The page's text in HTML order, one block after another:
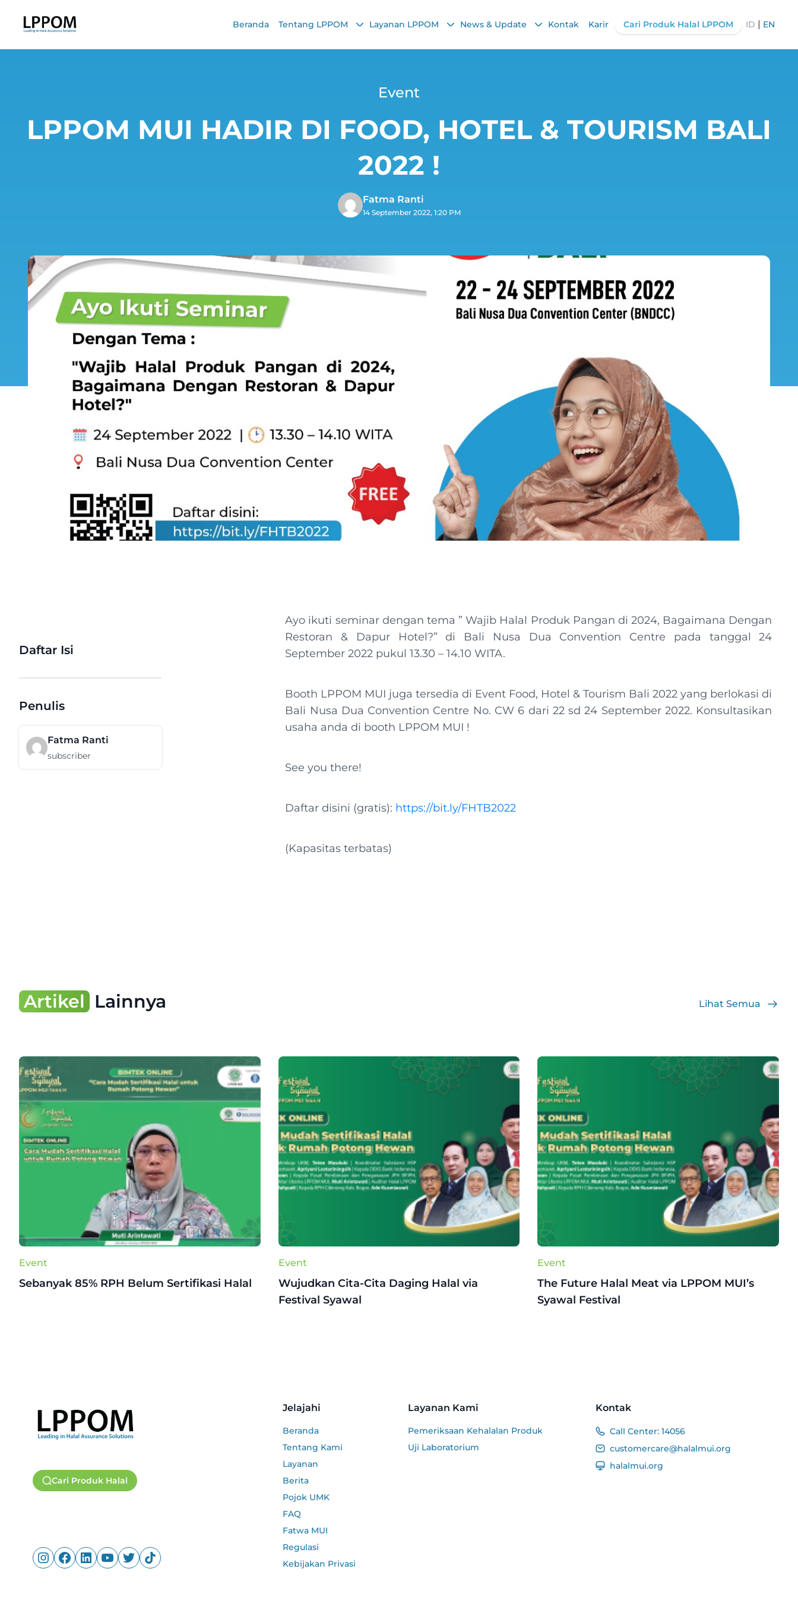
Beranda Tentang LPPOM Layanan LPPOM News & Update Kontak Karir Cari Produk Halal LPPOM ID | EN
Event
LPPOM MUI HADIR DI FOOD, HOTEL & TOURISM BALI
2022 !
Fatma Ranti
14 September 2022, 1:20 PM
Daftar Isi
Penulis
Fatma Ranti
subscriber
Ayo ikuti seminar dengan tema ” Wajib Halal Produk Pangan di 2024, Bagaimana Dengan
Restoran & Dapur Hotel?” di Bali Nusa Dua Convention Centre pada tanggal 24
September 2022 pukul 13.30 – 14.10 WITA.
Booth LPPOM MUI juga tersedia di Event Food, Hotel & Tourism Bali 2022 yang berlokasi di
Bali Nusa Dua Convention Centre No. CW 6 dari 22 sd 24 September 2022. Konsultasikan
usaha anda di booth LPPOM MUI !
See you there!
Daftar disini (gratis): https://bit.ly/FHTB2022
(Kapasitas terbatas)
Artikel Lainnya Lihat Semua
Event
Sebanyak 85% RPH Belum Sertifikasi Halal
Event
Wujudkan Cita-Cita Daging Halal via
Festival Syawal
Event
The Future Halal Meat via LPPOM MUI’s
Syawal Festival
Cari Produk Halal
Jelajahi
Beranda
Tentang Kami
Layanan
Berita
Pojok UMK
FAQ
Fatwa MUI
Regulasi
Kebijakan Privasi
Layanan Kami
Pemeriksaan Kehalalan Produk
Uji Laboratorium
Kontak
Call Center: 14056
customercare@halalmui.org
halalmui.org